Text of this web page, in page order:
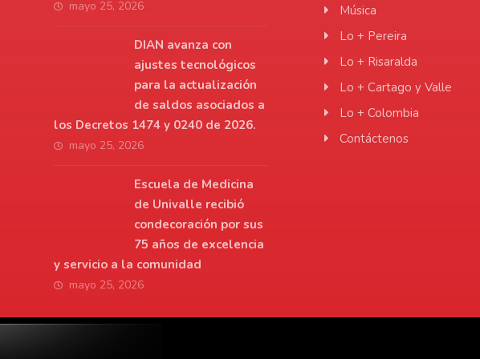
mayo 25, 2026
DIAN avanza con
ajustes tecnológicos
para la actualización
de saldos asociados a
los Decretos 1474 y 0240 de 2026.
mayo 25, 2026
Escuela de Medicina
de Univalle recibió
condecoración por sus
75 años de excelencia
y servicio a la comunidad
mayo 25, 2026
Música
Lo + Pereira
Lo + Risaralda
Lo + Cartago y Valle
Lo + Colombia
Contáctenos